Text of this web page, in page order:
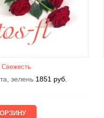
Свежесть
зелень 1851 руб.